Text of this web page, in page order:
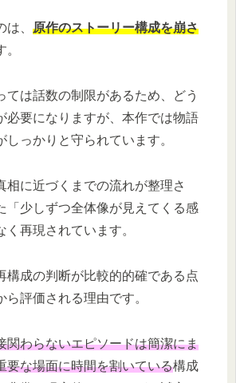
、 原作のストーリー構成を崩さ
。
ては話数の制限があるため、どう
必要になりますが、本作では物語
しっかりと守られています。
相に近づくまでの流れが整理さ
「少しずつ全体像が見えてくる感
再現されています。
構成の判断が比較的的確である点
ら評価される理由です。
関わらないエピソードは簡潔にま
要な場面に時間を割いている構成